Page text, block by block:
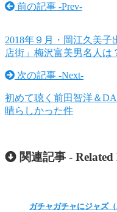
前の記事 -Prev-
2018年９月・岡江久美
店街」梅沢富美男名人は
次の記事 -Next-
初めて聴く前田智洋＆
晴らしかった件
関連記事 - Related
ガチャガチャにジャズ